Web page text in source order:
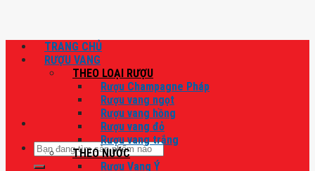
Tìm
kiếm:
TRANG CHỦ
RƯỢU VANG
THEO LOẠI RƯỢU
Rượu Champagne Pháp
Rượu vang ngọt
Rượu vang hồng
Rượu vang đỏ
Rượu vang trắng
THEO NƯỚC
Rượu Vang Ý